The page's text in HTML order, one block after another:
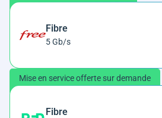
Fibre
5 Gb/s
Mise en service offerte sur demande
Fibre